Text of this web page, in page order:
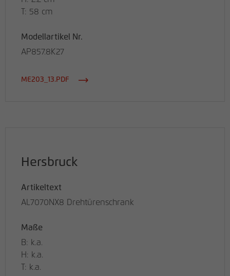
T: 58 cm
Modellartikel Nr.
AP857.8K27
ME203_13.PDF
Hersbruck
Artikeltext
AL7070NX8 Drehtürenschrank
Maße
B: k.a.
H: k.a.
T: k.a.